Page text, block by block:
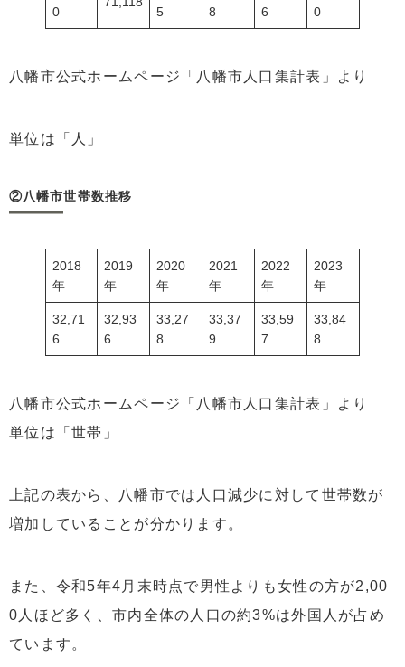
0 5 8 6 0
八幡市公式ホームページ「八幡市人口集計表」より
単位は「人」
②八幡市世帯数推移
2018
年
2019
年
2020
年
2021
年
2022
年
2023
年
32,71
6
32,93
6
33,27
8
33,37
9
33,59
7
33,84
8
八幡市公式ホームページ「八幡市人口集計表」より
単位は「世帯」
上記の表から、八幡市では人口減少に対して世帯数が
増加していることが分かります。
また、令和5年4月末時点で男性よりも女性の方が2,00
0人ほど多く、市内全体の人口の約3%は外国人が占め
ています。